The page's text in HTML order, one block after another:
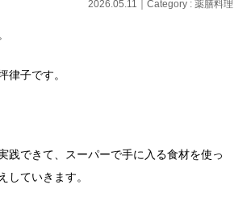
2026.05.11｜Category : 薬膳料理
律子です。
践できて、スーパーで手に入る食材を使っ
していきます。